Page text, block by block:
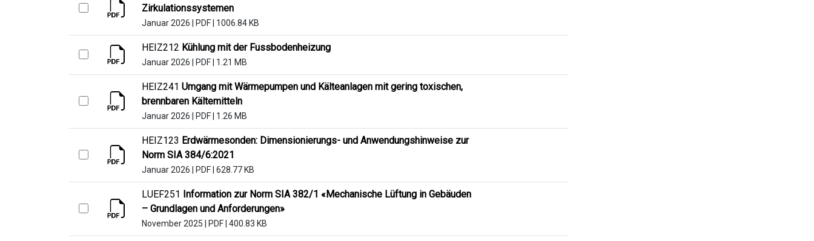
Zirkulationssystemen
Januar 2026 PDF 1006.84 KB
HEIZ212 Kühlung mit der Fussbodenheizung
Januar 2026 PDF 1.21 MB
HEIZ241 Umgang mit Wärmepumpen und Kälteanlagen mit gering toxischen,
brennbaren Kältemitteln
Januar 2026 PDF 1.26 MB
HEIZ123 Erdwärmesonden: Dimensionierungs- und Anwendungshinweise zur
Norm SIA 384/6:2021
Januar 2026 PDF 628.77 KB
LUEF251 Information zur Norm SIA 382/1 «Mechanische Lüftung in Gebäuden
– Grundlagen und Anforderungen»
November 2025 PDF 400.83 KB